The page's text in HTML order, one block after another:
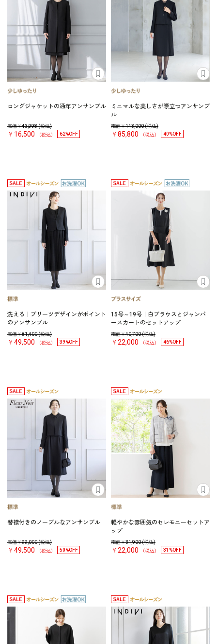
ロングジャケットの通年アンサンブル
定価￥43,998(税込)
￥16,500 （税込） 62%OFF
ミニマルな美しさが際立つアンサンブ
ル
定価￥143,000(税込)
￥85,800 （税込） 40%OFF
洗える｜プリーツデザインがポイント
のアンサンブル
定価￥81,400(税込)
￥49,500 （税込） 39%OFF
15号～19号｜白ブラウスとジャンパ
ースカートのセットアップ
定価￥40,700(税込)
￥22,000 （税込） 46%OFF
替襟付きのノーブルなアンサンブル
定価￥99,000(税込)
￥49,500 （税込） 50%OFF
軽やかな雰囲気のセレモニーセットア
ップ
定価￥31,900(税込)
￥22,000 （税込） 31%OFF